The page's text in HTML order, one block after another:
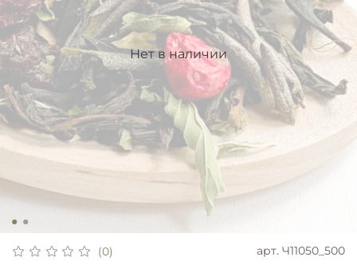
Нет в наличии
(0) арт. Ч11050_500